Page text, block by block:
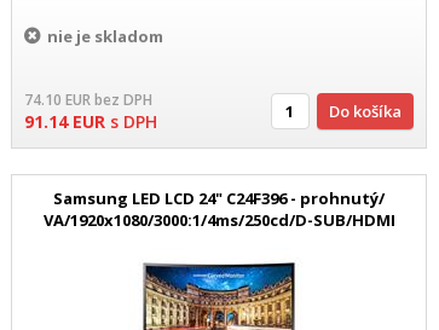
nie je skladom
74.10 EURbez DPH
91.14EUR s DPH Do košíka
Samsung LED LCD 24" C24F396 - prohnutý/
VA/1920x1080/3000:1/4ms/250cd/D-SUB/HDMI